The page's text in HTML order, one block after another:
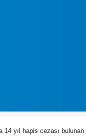
14 yıl hapis cezası